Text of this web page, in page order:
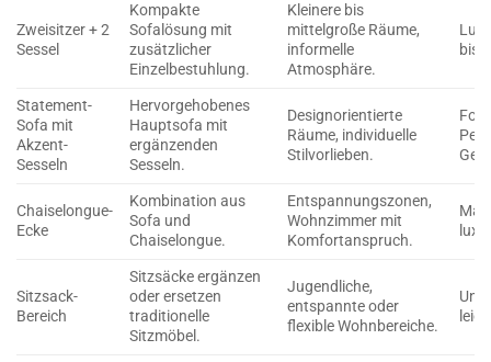
Zweisitzer + 2
Sessel
Kompakte
Sofalösung mit
zusätzlicher
Einzelbestuhlung.
Kleinere bis
mittelgroße Räume,
informelle
Atmosphäre.
bis
Statement-
Sofa mit
Akzent-
Sesseln
Hervorgehobenes
Hauptsofa mit
ergänzenden
Sesseln.
Designorientierte
Räume, individuelle
Stilvorlieben.
Chaiselongue-
Ecke
Kombination aus
Sofa und
Chaiselongue.
Entspannungszonen,
Wohnzimmer mit
Komfortanspruch.
Sitzsack-
Bereich
Sitzsäcke ergänzen
oder ersetzen
traditionelle
Sitzmöbel.
Jugendliche,
entspannte oder
flexible Wohnbereiche.